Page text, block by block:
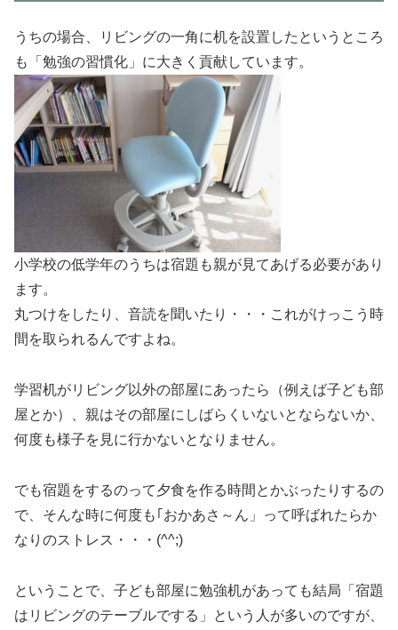
うちの場合、リビングの一角に机を設置したというところ
も「勉強の習慣化」に大きく貢献しています。
小学校の低学年のうちは宿題も親が見てあげる必要があり
ます。
丸つけをしたり、音読を聞いたり・・・これがけっこう時
間を取られるんですよね。
学習机がリビング以外の部屋にあったら（例えば子ども部
屋とか）、親はその部屋にしばらくいないとならないか、
何度も様子を見に行かないとなりません。
でも宿題をするのって夕食を作る時間とかぶったりするの
で、そんな時に何度も｢おかあさ～ん」って呼ばれたらか
なりのストレス・・・(^^;)
ということで、子ども部屋に勉強机があっても結局「宿題
はリビングのテーブルでする」という人が多いのですが、